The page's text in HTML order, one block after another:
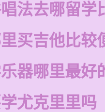
法去哪留学
买吉他比较
器哪里最好
尤克里里吗